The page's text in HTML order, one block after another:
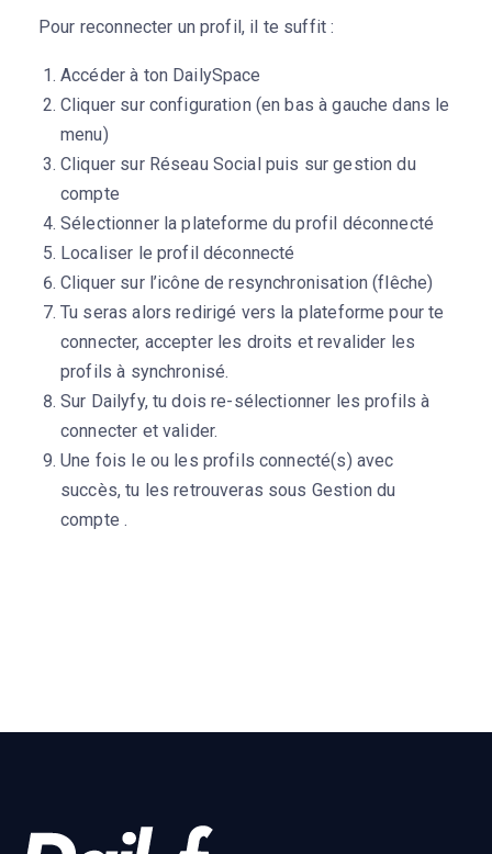
Pour reconnecter un profil, il te suffit :
Accéder à ton DailySpace
Cliquer sur configuration (en bas à gauche dans le
menu)
Cliquer sur Réseau Social puis sur gestion du
compte
Sélectionner la plateforme du profil déconnecté
Localiser le profil déconnecté
Cliquer sur l’icône de resynchronisation (flêche)
Tu seras alors redirigé vers la plateforme pour te
connecter, accepter les droits et revalider les
profils à synchronisé.
Sur Dailyfy, tu dois re-sélectionner les profils à
connecter et valider.
Une fois le ou les profils connecté(s) avec
succès, tu les retrouveras sous Gestion du
compte .